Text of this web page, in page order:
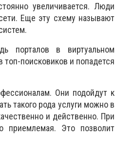
увеличивается. Люди
Еще эту схему называют
порталов в виртуальном
топ-поисковиков и попадется
Они подойдут к
такого рода услуги можно в
и действенно. При
приемлемая. Это позволит